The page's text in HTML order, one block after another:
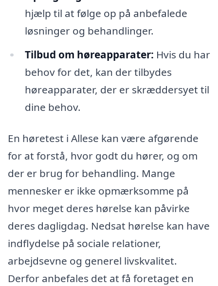
hjælp til at følge op på anbefalede
løsninger og behandlinger.
Tilbud om høreapparater: Hvis du har
behov for det, kan der tilbydes
høreapparater, der er skræddersyet til
dine behov.
En høretest i Allese kan være afgørende
for at forstå, hvor godt du hører, og om
der er brug for behandling. Mange
mennesker er ikke opmærksomme på
hvor meget deres hørelse kan påvirke
deres dagligdag. Nedsat hørelse kan have
indflydelse på sociale relationer,
arbejdsevne og generel livskvalitet.
Derfor anbefales det at få foretaget en